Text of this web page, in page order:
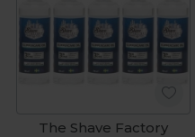
The Shave Factory